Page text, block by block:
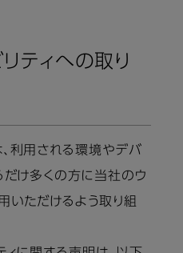
ティへの取り
利用される環境やデバ
だけ多くの方に当社のウ
いただけるよう取り組